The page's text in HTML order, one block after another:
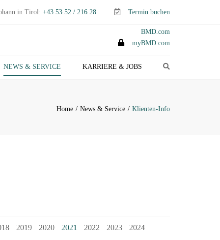
in Tirol: +43 53 52 / 216 28 Termin buchen
BMD.com
myBMD.com
NEWS & SERVICE KARRIERE & JOBS
Home News & Service Klienten-Info
2019 2020 2021 2022 2023
2024